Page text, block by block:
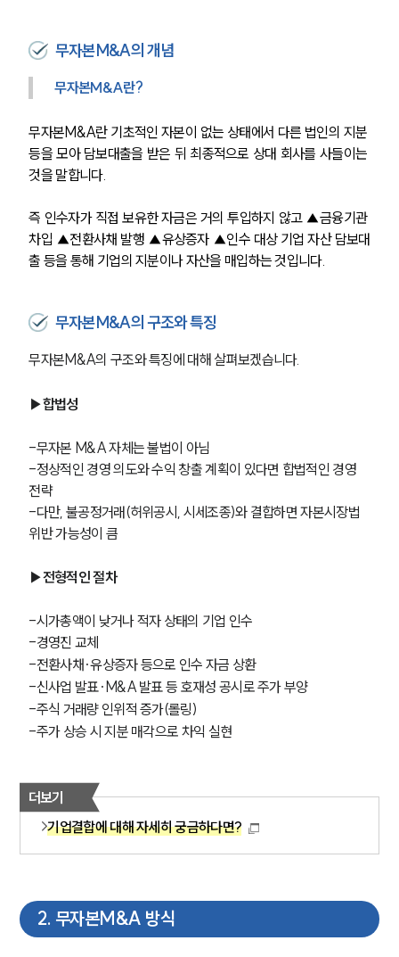
무자본M&A의 개념
무자본M&A란?
무자본M&A란 기초적인 자본이 없는 상태에서 다른 법인의 지분
등을 모아 담보대출을 받은 뒤 최종적으로 상대 회사를 사들이는
것을 말합니다.
즉 인수자가 직접 보유한 자금은 거의 투입하지 않고 ▲금융기관
차입 ▲전환사채 발행 ▲유상증자 ▲인수 대상 기업 자산 담보대
출 등을 통해 기업의 지분이나 자산을 매입하는 것입니다.
무자본M&A의 구조와 특징
무자본M&A의 구조와 특징에 대해 살펴보겠습니다.
▶합법성
-무자본 M&A 자체는 불법이 아님
-정상적인 경영 의도와 수익 창출 계획이 있다면 합법적인 경영
전략
-다만, 불공정거래(허위공시, 시세조종)와 결합하면 자본시장법
위반 가능성이 큼
▶전형적인 절차
-시가총액이 낮거나 적자 상태의 기업 인수
-경영진 교체
-전환사채·유상증자 등으로 인수 자금 상환
-신사업 발표·M&A 발표 등 호재성 공시로 주가 부양
-주식 거래량 인위적 증가(롤링)
-주가 상승 시 지분 매각으로 차익 실현
더보기
기업결합에 대해 자세히 궁금하다면?
2. 무자본M&A 방식